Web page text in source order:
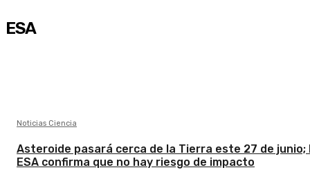
ESA
Noticias Ciencia
Asteroide pasará cerca de la Tierra este 27 de junio;
ESA confirma que no hay riesgo de impacto